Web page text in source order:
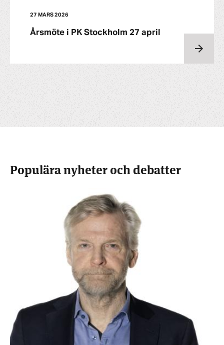
27 MARS 2026
Årsmöte i PK Stockholm 27 april
Populära nyheter och debatter